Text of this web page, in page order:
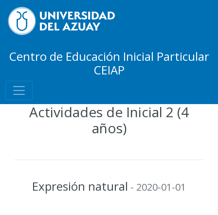
Centro de Educación Inicial Particular
CEIAP
Actividades de Inicial 2 (4
años)
Expresión natural - 2020-01-01